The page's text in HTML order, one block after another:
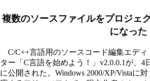
複数のソースファイルをプロジェ
になった
C/C++言語用のソースコード編集エディ
ター「C言語を始めよう！」v2.0.0.1が、4
に公開された。Windows 2000/XP/Vistaに対